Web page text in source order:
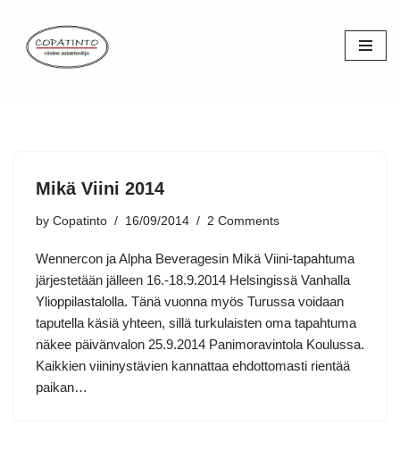
Skip
Mikä Viini 2014
by Copatinto 16/09/2014 2 Comments
Wennercon ja Alpha Beveragesin Mikä Viini-tapahtuma
järjestetään jälleen 16.-18.9.2014 Helsingissä Vanhalla
Ylioppilastalolla. Tänä vuonna myös Turussa voidaan
taputella käsiä yhteen, sillä turkulaisten oma tapahtuma
näkee päivänvalon 25.9.2014 Panimoravintola Koulussa.
Kaikkien viininystävien kannattaa ehdottomasti rientää
paikan…